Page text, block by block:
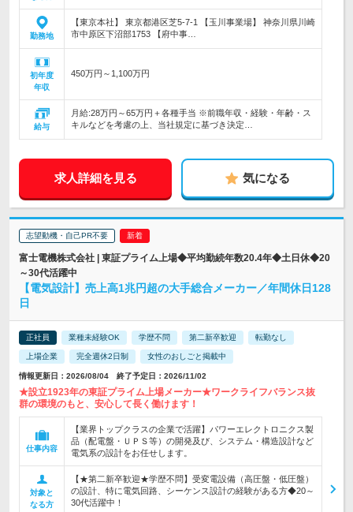
勤務地
【東京本社】 東京都港区芝5-7-1 【玉川事業場】 神奈川県川崎
市中原区下沼部1753 【府中事…
初年度
年収
450万円～1,100万円
給与
月給:28万円～65万円＋各種手当 ※前職年収・経験・年齢・ス
キルなどを考慮の上、当社規定に基づき決定…
求人詳細を見る 気になる
志望動機・自己PR不要
富士電機株式会社 | 東証プライム上場◆平均勤続年数20.4年◆土日休◆20
～30代活躍中
【電気設計】売上高1兆円超の大手総合メーカー／年間休日128
日
正社員 業種未経験OK 学歴不問 第二新卒歓迎 転勤なし
上場企業 完全週休2日制 女性のおしごと掲載中
情報更新日：2026/08/04 終了予定日：2026/11/02
★設立1923年の東証プライム上場メーカー★ワークライフバランス抜
群の環境のもと、安心して長く働けます！
仕事内容
【業界トップクラスの企業で活躍】パワーエレクトロニクス製
品（配電盤・ＵＰＳ等）の開発及び、システム・構造設計など
電気系の設計をお任せします。
対象と
なる方
【★第二新卒歓迎★学歴不問】受変電設備（高圧盤・低圧盤）
の設計、特に電気回路、シーケンス設計の経験がある方◆20～
30代活躍中！